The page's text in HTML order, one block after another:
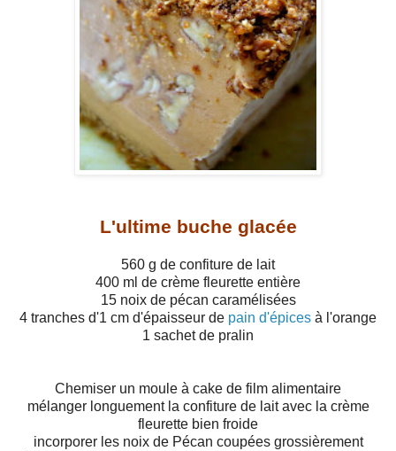
L'ultime buche glacée
560 g de confiture de lait
400 ml de crème fleurette entière
15 noix de pécan caramélisées
4 tranches d'1 cm d'épaisseur de pain d'épices à l'orange
1 sachet de pralin
Chemiser un moule à cake de film alimentaire
mélanger longuement la confiture de lait avec la crème
fleurette bien froide
incorporer les noix de Pécan coupées grossièrement